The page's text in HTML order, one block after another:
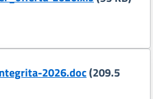
2026.doc(209.5